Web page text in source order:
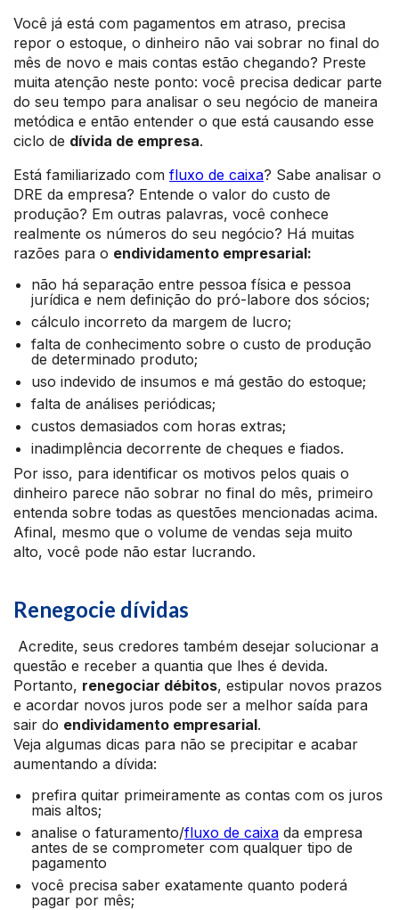
Você já está com pagamentos em atraso, precisa
repor o estoque, o dinheiro não vai sobrar no final do
mês de novo e mais contas estão chegando? Preste
muita atenção neste ponto: você precisa dedicar parte
do seu tempo para analisar o seu negócio de maneira
metódica e então entender o que está causando esse
ciclo de dívida de empresa.
Está familiarizado com fluxo de caixa? Sabe analisar o
DRE da empresa? Entende o valor do custo de
produção? Em outras palavras, você conhece
realmente os números do seu negócio? Há muitas
razões para o endividamento empresarial:
não há separação entre pessoa física e pessoa
jurídica e nem definição do pró-labore dos sócios;
cálculo incorreto da margem de lucro;
falta de conhecimento sobre o custo de produção
de determinado produto;
uso indevido de insumos e má gestão do estoque;
falta de análises periódicas;
custos demasiados com horas extras;
inadimplência decorrente de cheques e fiados.
Por isso, para identificar os motivos pelos quais o
dinheiro parece não sobrar no final do mês, primeiro
entenda sobre todas as questões mencionadas acima.
Afinal, mesmo que o volume de vendas seja muito
alto, você pode não estar lucrando.
Renegocie dívidas
Acredite, seus credores também desejar solucionar a
questão e receber a quantia que lhes é devida.
Portanto, renegociar débitos, estipular novos prazos
e acordar novos juros pode ser a melhor saída para
sair do endividamento empresarial.
Veja algumas dicas para não se precipitar e acabar
aumentando a dívida:
prefira quitar primeiramente as contas com os juros
mais altos;
analise o faturamento/fluxo de caixa da empresa
antes de se comprometer com qualquer tipo de
pagamento
você precisa saber exatamente quanto poderá
pagar por mês;